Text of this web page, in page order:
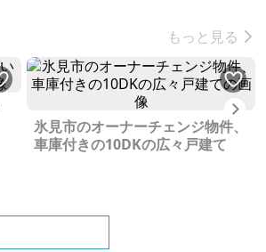
もっと見る
氷見市のオーナーチェンジ物件、
車庫付きの10DKの広々戸建て